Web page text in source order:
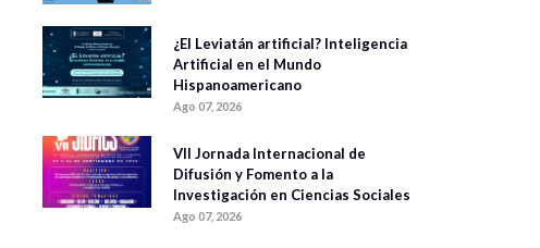
¿El Leviatán artificial? Inteligencia
Artificial en el Mundo
Hispanoamericano
Ago 07, 2026
VII Jornada Internacional de
Difusión y Fomento a la
Investigación en Ciencias Sociales
Ago 07, 2026